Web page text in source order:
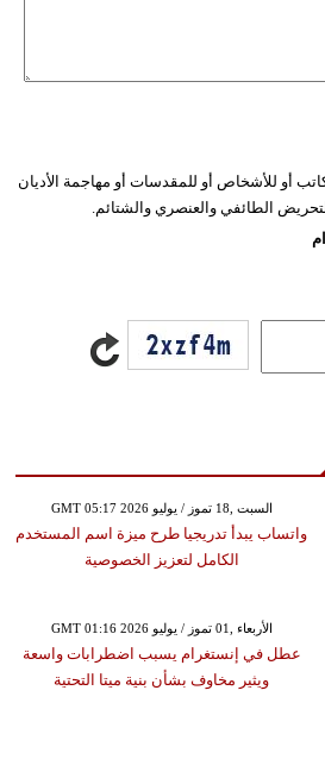
أو للأشخاص أو للمقدسات أو مهاجمة الأديان
التحريض الطائفي والعنصري والشتائم.
GMT 05:17 2026 السبت ,18 تموز / يوليو
واتساب يبدأ تدريجيا طرح ميزة اسم المستخدم
الكامل لتعزيز الخصوصية
GMT 01:16 2026 الأربعاء ,01 تموز / يوليو
عطل في إنستغرام يسبب اضطرابات واسعة
ويثير مخاوف بشأن بنية ميتا التحتية